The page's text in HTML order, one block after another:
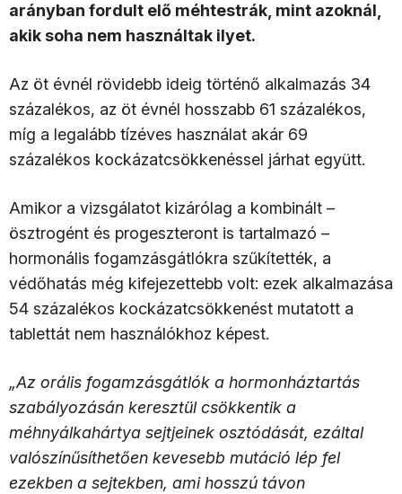
arányban fordult elő méhtestrák, mint azoknál,
akik soha nem használtak ilyet.
Az öt évnél rövidebb ideig történő alkalmazás 34
százalékos, az öt évnél hosszabb 61 százalékos,
míg a legalább tízéves használat akár 69
százalékos kockázatcsökkenéssel járhat együtt.
Amikor a vizsgálatot kizárólag a kombinált –
ösztrogént és progeszteront is tartalmazó –
hormonális fogamzásgátlókra szűkítették, a
védőhatás még kifejezettebb volt: ezek alkalmazása
54 százalékos kockázatcsökkenést mutatott a
tablettát nem használókhoz képest.
„Az orális fogamzásgátlók a hormonháztartás
szabályozásán keresztül csökkentik a
méhnyálkahártya sejtjeinek osztódását, ezáltal
valószínűsíthetően kevesebb mutáció lép fel
ezekben a sejtekben, ami hosszú távon